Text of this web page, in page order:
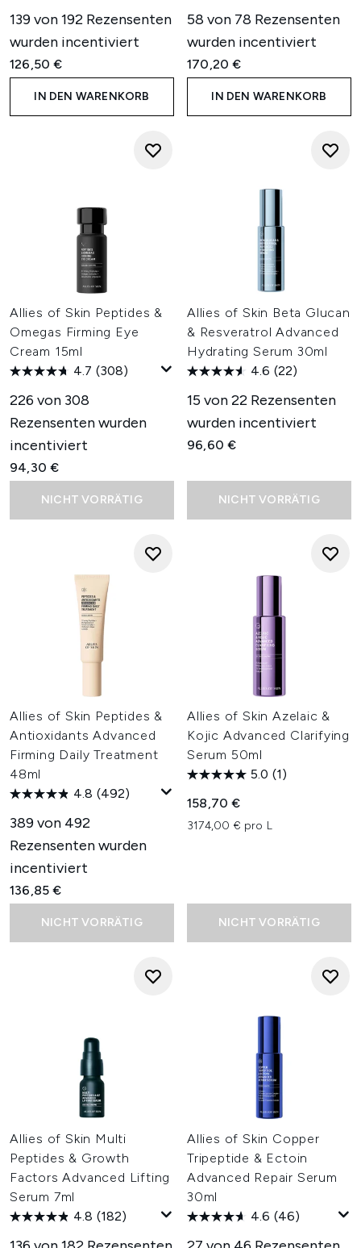
139 von 192 Rezensenten
wurden incentiviert
126,50 €
IN DEN WARENKORB
58 von 78 Rezensenten
wurden incentiviert
170,20 €
IN DEN WARENKORB
Allies of Skin Peptides &
Omegas Firming Eye
Cream 15ml
4.7 (308)
226 von 308
Rezensenten wurden
incentiviert
94,30 €
NICHT VORRÄTIG
Allies of Skin Beta Glucan
& Resveratrol Advanced
Hydrating Serum 30ml
4.6 (22)
15 von 22 Rezensenten
wurden incentiviert
96,60 €
NICHT VORRÄTIG
Allies of Skin Peptides &
Antioxidants Advanced
Firming Daily Treatment
48ml
4.8 (492)
389 von 492
Rezensenten wurden
incentiviert
136,85 €
NICHT VORRÄTIG
Allies of Skin Azelaic &
Kojic Advanced Clarifying
Serum 50ml
5.0 (1)
158,70 €
3174,00 € pro L
NICHT VORRÄTIG
Allies of Skin Multi
Peptides & Growth
Factors Advanced Lifting
Serum 7ml
4.8 (182)
Allies of Skin Copper
Tripeptide & Ectoin
Advanced Repair Serum
30ml
4.6 (46)